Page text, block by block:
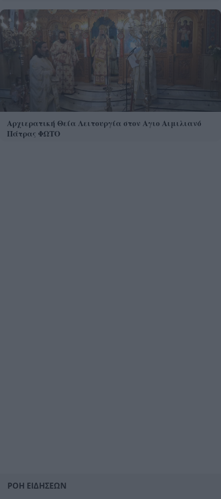
Αρχιερατική Θεία Λειτουργία στον Αγιο Αιμιλιανό
Πάτρας ΦΩΤΟ
ΡΟΗ ΕΙΔΗΣΕΩΝ